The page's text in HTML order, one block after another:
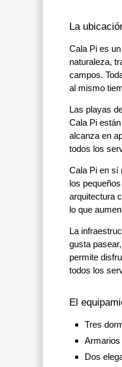
La
Cala Pi es
naturaleza,
campos.
al mismo
Las playas
Cala Pi
alcanza en
todos los
Cala Pi en sí
los
arquitectura
lo que
La
gusta
permite
todos los
El
Tres
Armarios
Dos